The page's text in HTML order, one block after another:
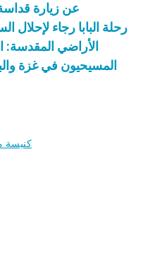
عن زيارة
رحلة البابا رجاء لإحلال
الأراضي المقدسة:
المسيحيون في غزة
كنيسة